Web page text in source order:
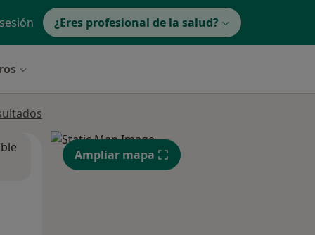
¿Eres profesional de la salud?
Ampliar mapa